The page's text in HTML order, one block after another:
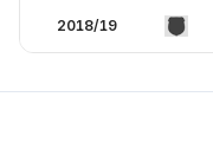
2018/19